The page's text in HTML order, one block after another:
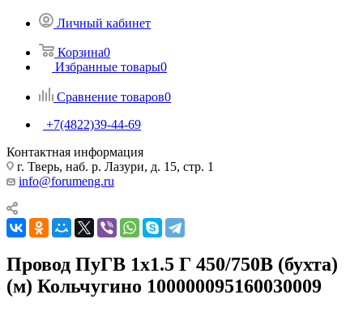
Личный кабинет
Корзина0
Избранные товары0
Сравнение товаров0
+7(4822)39-44-69
Контактная информация
г. Тверь, наб. р. Лазури, д. 15, стр. 1
info@forumeng.ru
Провод ПуГВ 1х1.5 Г 450/750В (бухта)
(м) Кольчугино 100000095160030009